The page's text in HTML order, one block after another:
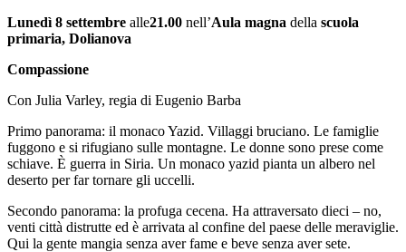
Lunedì 8 settembre alle21.00 nell’Aula magna della scuola
primaria, Dolianova
Compassione
Con Julia Varley, regia di Eugenio Barba
Primo panorama: il monaco Yazid. Villaggi bruciano. Le famiglie
fuggono e si rifugiano sulle montagne. Le donne sono prese come
schiave. È guerra in Siria. Un monaco yazid pianta un albero nel
deserto per far tornare gli uccelli.
Secondo panorama: la profuga cecena. Ha attraversato dieci – no,
venti città distrutte ed è arrivata al confine del paese delle meraviglie.
Qui la gente mangia senza aver fame e beve senza aver sete.